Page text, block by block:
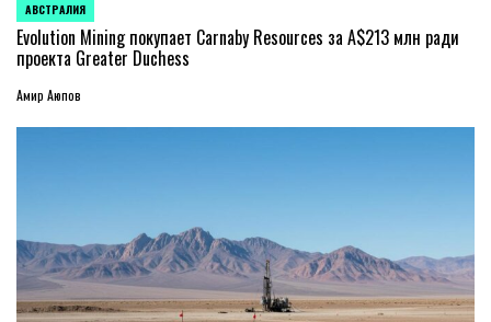
ОПУБЛИКОВАНО
В
АВСТРАЛИЯ
Evolution Mining покупает Carnaby Resources за A$213 млн ради
проекта Greater Duchess
Амир Аюпов